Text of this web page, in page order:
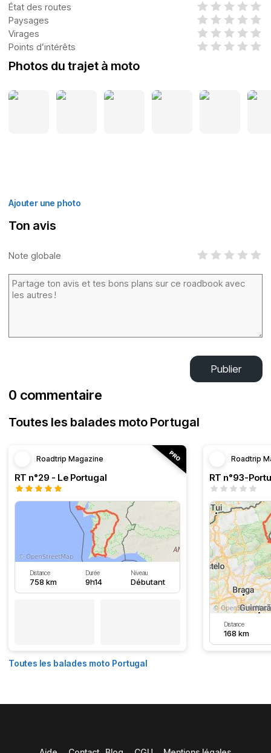
État des routes
Paysages
Virages
Points d’intérêts
Photos du trajet à moto
Ajouter une photo
Ton avis
Note globale
Publier
0 commentaire
Toutes les balades moto Portugal
Roadtrip Magazine
RT n°29 - Le Portugal
Distance
758 km
Durée
9h14
Niveau
Débutant
Roadtrip
RT n°93-
Distance
168 km
Toutes les balades moto Portugal